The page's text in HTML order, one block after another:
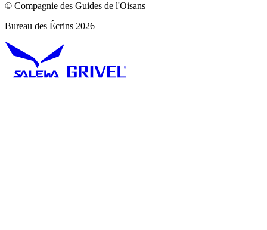
© Compagnie des Guides de l'Oisans
Bureau des Écrins 2026